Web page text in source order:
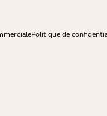
Politique de